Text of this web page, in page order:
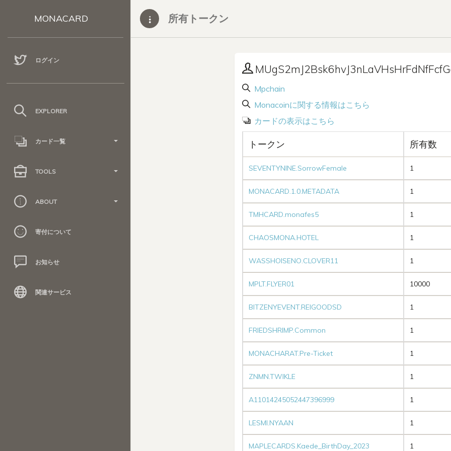
MONACARD
ログイン
EXPLORER
カード一覧
TOOLS
ABOUT
寄付について
お知らせ
関連サービス
所有トークン
Mpchain
Monacoinに関する情報はこちら
カードの表示はこちら
トークン 所有数
SEVENTYNINE.SorrowFemale 1
MONACARD.1.0.METADATA 1
TMHCARD.monafes5 1
CHAOSMONA.HOTEL 1
WASSHOISENO.CLOVER11 1
MPLT.FLYER01 10000
BITZENYEVENT.REIGOODSD 1
FRIEDSHRIMP.Common 1
MONACHARAT.Pre-Ticket 1
ZNMN.TWIKLE 1
A11014245052447396999 1
LESMI.NYAAN 1
MAPLECARDS.Kaede_BirthDay_2023 1